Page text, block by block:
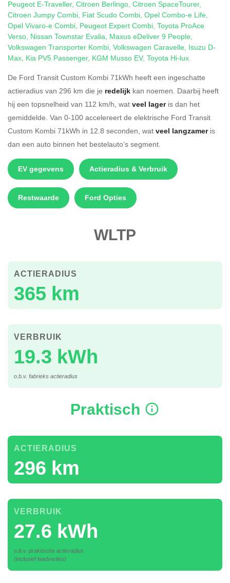
Peugeot E-Traveller, Citroen Berlingo, Citroen SpaceTourer,
Citroen Jumpy Combi, Fiat Scudo Combi, Opel Combo-e Life,
Opel Vivaro-e Combi, Peugeot Expert Combi, Toyota ProAce
Verso, Nissan Townstar Evalia, Maxus eDeliver 9 People,
Volkswagen Transporter Kombi, Volkswagen Caravelle, Isuzu D-
Max, Kia PV5 Passenger, KGM Musso EV, Toyota Hi-lux.
De Ford Transit Custom Kombi 71kWh heeft een ingeschatte
actieradius van 296 km die je redelijk kan noemen. Daarbij heeft
hij een topsnelheid van 112 km/h, wat veel lageris dan het
gemiddelde. Van 0-100 accelereert de elektrische Ford Transit
Custom Kombi 71kWh in 12.8 seconden, wat veel langzameris
dan een auto binnen het bestelauto’s segment.
EV gegevens Actieradius & Verbruik
Restwaarde Ford Opties
WLTP
365 km
ACTIERADIUS
19.3 kWh
VERBRUIK
o.b.v. fabrieks actieradius
Praktisch
296 km
ACTIERADIUS
27.6 kWh
VERBRUIK
o.b.v. praktische actieradius
(inclusief laadverlies)